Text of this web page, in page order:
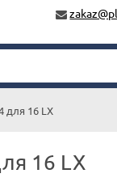
для 16 LX
16 LX